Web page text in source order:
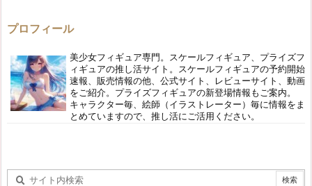
プロフィール
美少女フィギュア専門。スケールフィギュア、プライズフ
ィギュアの推し活サイト。スケールフィギュアの予約開始
速報、販売情報の他、公式サイト、レビューサイト、動画
をご紹介。プライズフィギュアの新登場情報もご案内。
キャラクター毎、絵師（イラストレーター）毎に情報をま
とめていますので、推し活にご活用ください。